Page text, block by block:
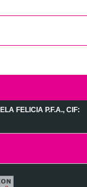
FELICIA P.F.A., CIF: